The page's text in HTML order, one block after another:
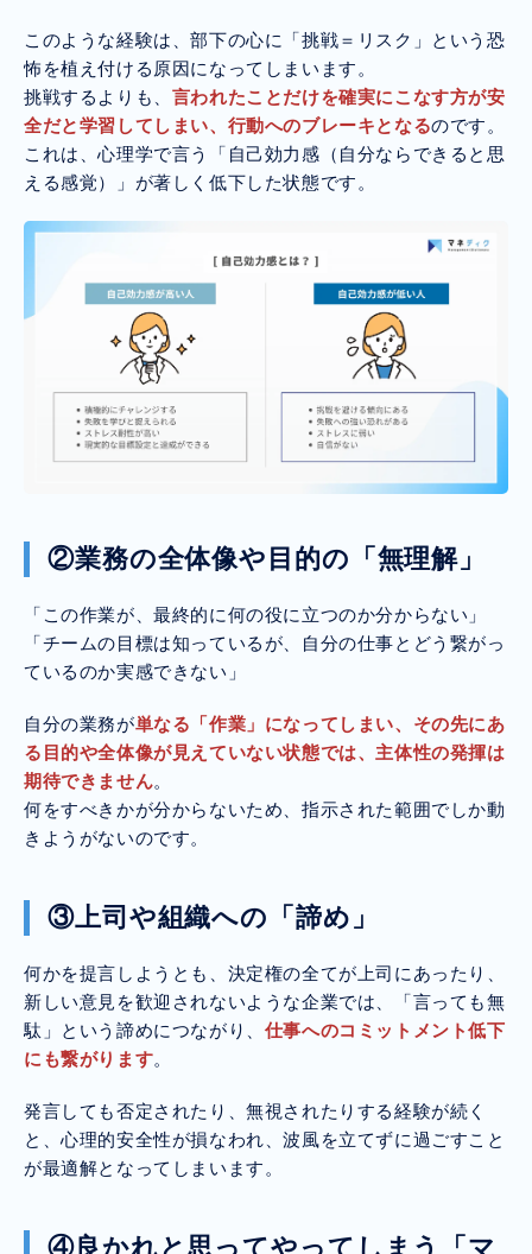
このような経験は、部下の心に「挑戦＝リスク」という恐
怖を植え付ける原因になってしまいます。
挑戦するよりも、 言われたことだけを確実にこなす方が安
全だと学習してしまい、行動へのブレーキとなるのです。
これは、心理学で言う「自己効力感（自分ならできると思
える感覚）」が著しく低下した状態です。
②業務の全体像や目的の「無理解」
「この作業が、最終的に何の役に立つのか分からない」
「チームの目標は知っているが、自分の仕事とどう繋がっ
ているのか実感できない」
自分の業務が単なる「作業」になってしまい、その先にあ
る目的や全体像が見えていない状態では、主体性の発揮は
期待できません。
何をすべきかが分からないため、指示された範囲でしか動
きようがないのです。
③上司や組織への「諦め」
何かを提言しようとも、決定権の全てが上司にあったり、
新しい意見を歓迎されないような企業では、「言っても無
駄」という諦めにつながり、 仕事へのコミットメント低下
にも繋がります。
発言しても否定されたり、無視されたりする経験が続く
と、心理的安全性が損なわれ、波風を立てずに過ごすこと
が最適解となってしまいます。
④良かれと思ってやってしまう「マ